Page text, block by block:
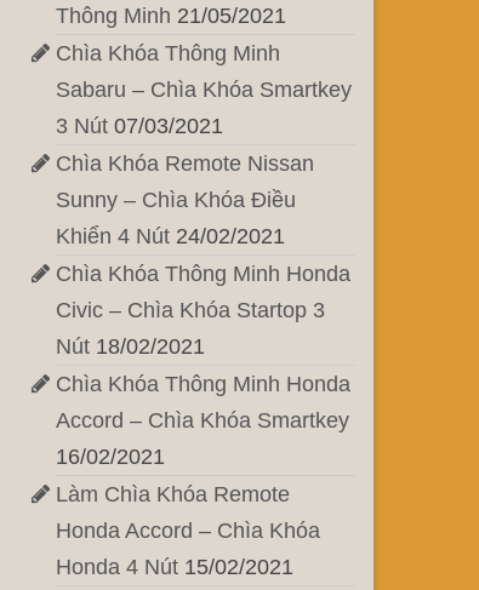
Thông Minh 21/05/2021
Chìa Khóa Thông Minh
Sabaru – Chìa Khóa Smartkey
3 Nút 07/03/2021
Chìa Khóa Remote Nissan
Sunny – Chìa Khóa Điều
Khiển 4 Nút 24/02/2021
Chìa Khóa Thông Minh Honda
Civic – Chìa Khóa Startop 3
Nút 18/02/2021
Chìa Khóa Thông Minh Honda
Accord – Chìa Khóa Smartkey
16/02/2021
Làm Chìa Khóa Remote
Honda Accord – Chìa Khóa
Honda 4 Nút 15/02/2021